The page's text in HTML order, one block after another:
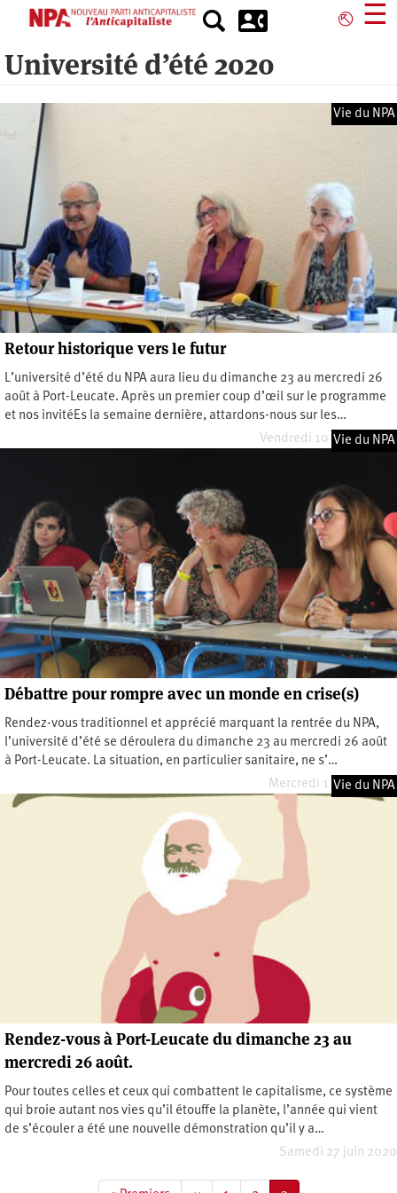
principal
⎋ ☰
Université d’été 2020
Vie du NPA
Retour historique vers le futur
L’université d’été du NPA aura lieu du dimanche 23 au mercredi 26
août à Port-Leucate. Après un premier coup d’œil sur le programme
et nos invitéEs la semaine dernière, attardons-nous sur les…
Vendredi 10 juillet 2020
Vie du NPA
Débattre pour rompre avec un monde en crise(s)
Rendez-vous traditionnel et apprécié marquant la rentrée du NPA,
l’université d’été se déroulera du dimanche 23 au mercredi 26 août
à Port-Leucate. La situation, en particulier sanitaire, ne s’…
Mercredi 1 juillet 2020
Vie du NPA
Rendez-vous à Port-Leucate du dimanche 23 au
mercredi 26 août.
Pour toutes celles et ceux qui combattent le capitalisme, ce système
qui broie autant nos vies qu’il étouffe la planète, l’année qui vient
de s’écouler a été une nouvelle démonstration qu’il y a…
Samedi 27 juin 2020